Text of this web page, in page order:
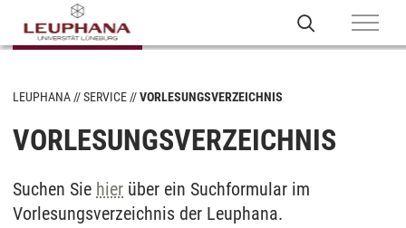
LEUPHANA SERVICE VORLESUNGSVERZEICHNIS
VORLESUNGSVERZEICHNIS
Suchen Sie hier über ein Suchformular im
Vorlesungsverzeichnis der Leuphana.